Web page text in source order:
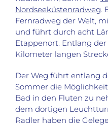
Nordseeküstenradweg.
Fernradweg der Welt,
und führt durch acht
Etappenort. Entlang
Kilometer langen
Der Weg führt entlang
Sommer die
Bad in den Fluten zu
dem dortigen
Radler haben die